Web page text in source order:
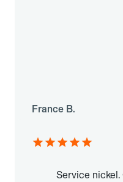
France B.
Service